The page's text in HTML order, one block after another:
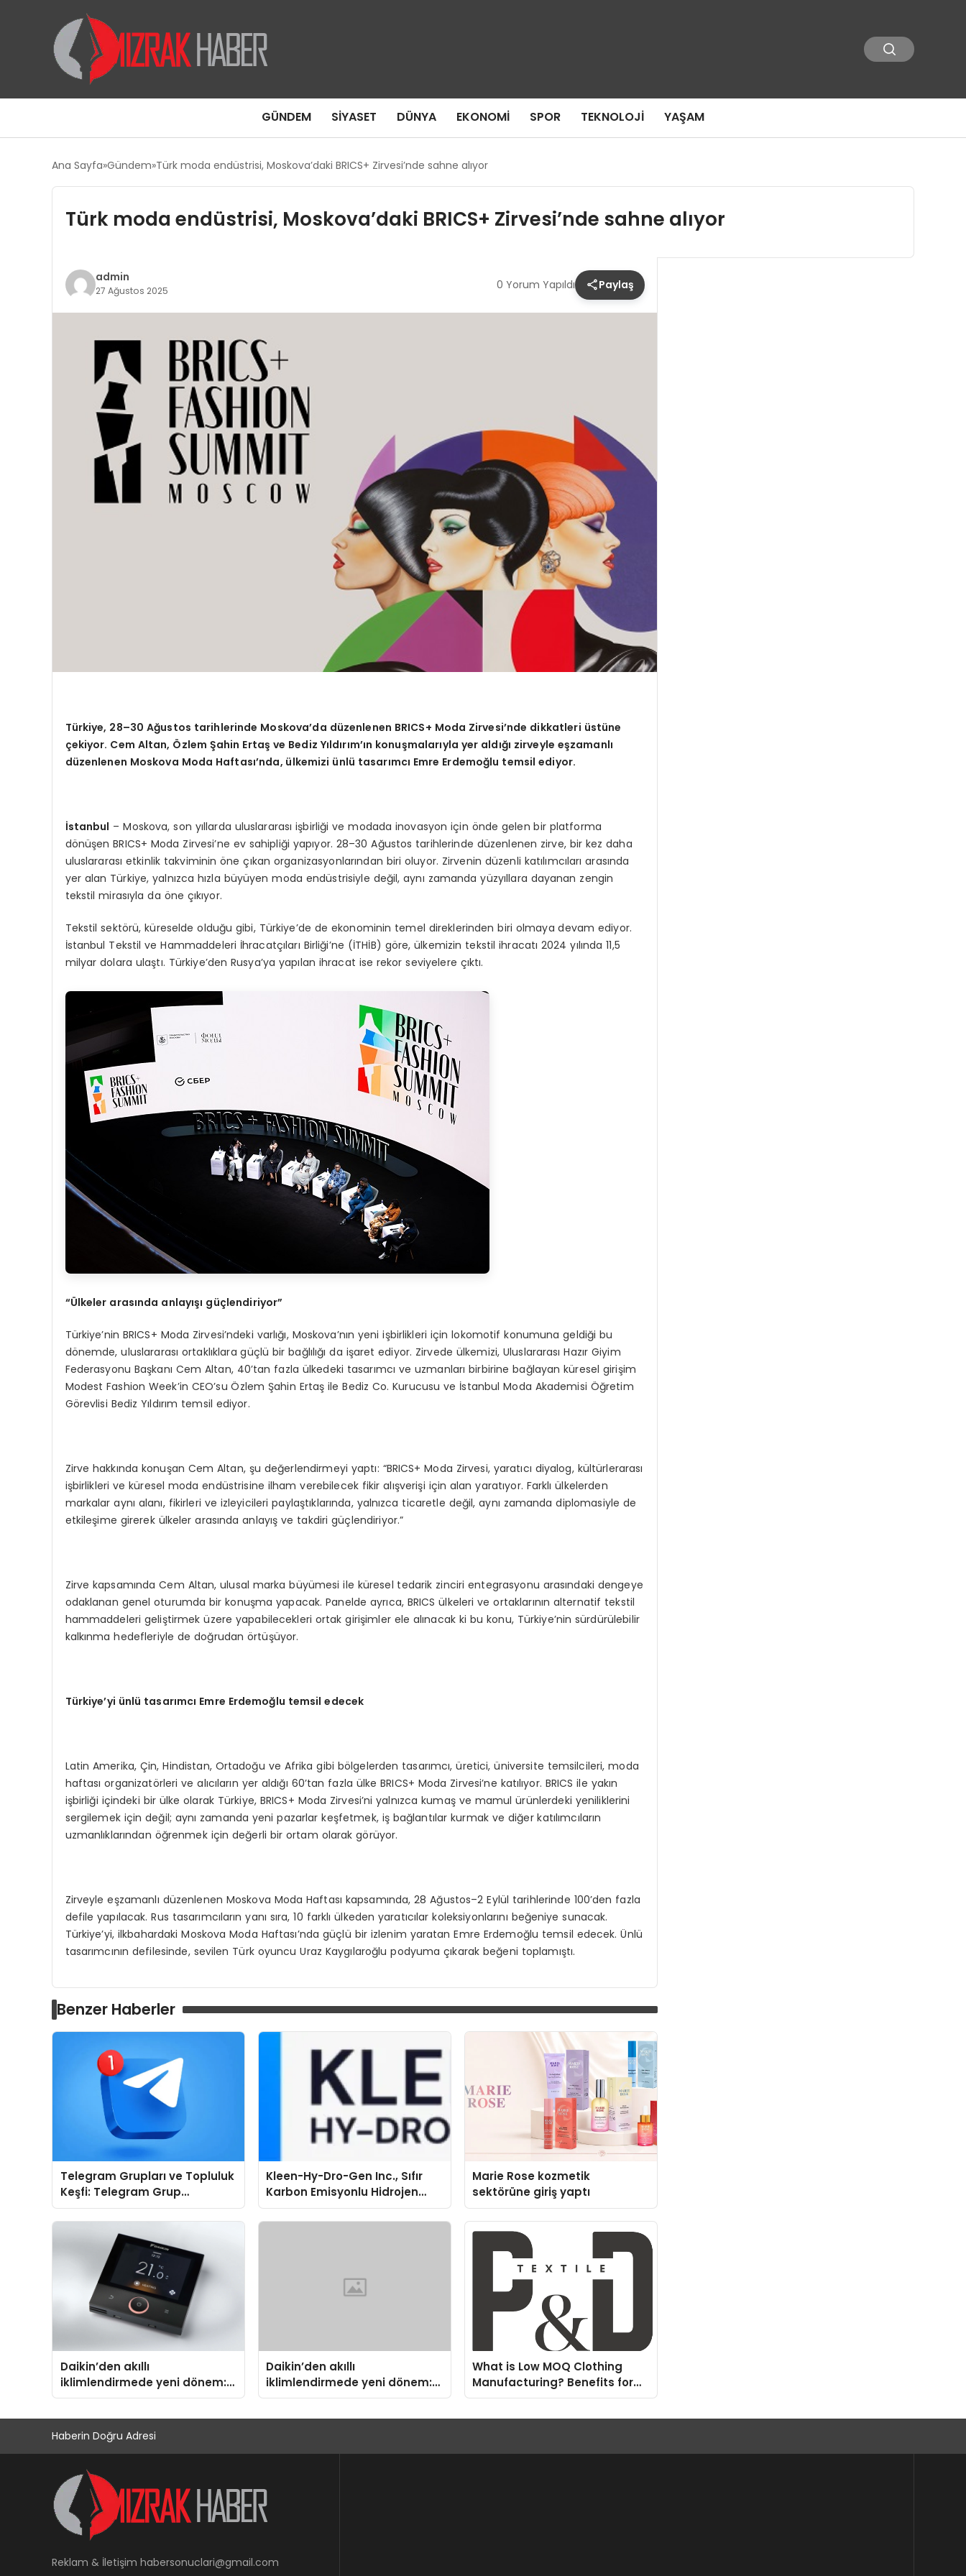
GÜNDEM SIYASET DÜNYA EKONOMI SPOR TEKNOLOJI YAŞAM
Ana Sayfa Gündem Türk moda endüstrisi, Moskova’daki BRICS+ Zirvesi’nde sahne alıyor
Türk moda endüstrisi, Moskova’daki BRICS+ Zirvesi’nde sahne alıyor
admin
27 Ağustos 2025 0 Yorum Yapıldı Paylaş
Türkiye, 28–30 Ağustos tarihlerinde Moskova’da düzenlenen BRICS+ Moda Zirvesi’nde dikkatleri üstüne
çekiyor. Cem Altan, Özlem Şahin Ertaş ve Bediz Yıldırım’ın konuşmalarıyla yer aldığı zirveyle eşzamanlı
düzenlenen Moskova Moda Haftası’nda, ülkemizi ünlü tasarımcı Emre Erdemoğlu temsil ediyor.
İstanbul – Moskova, son yıllarda uluslararası işbirliği ve modada inovasyon için önde gelen bir platforma
dönüşen BRICS+ Moda Zirvesi’ne ev sahipliği yapıyor. 28–30 Ağustos tarihlerinde düzenlenen zirve, bir kez daha
uluslararası etkinlik takviminin öne çıkan organizasyonlarından biri oluyor. Zirvenin düzenli katılımcıları arasında
yer alan Türkiye, yalnızca hızla büyüyen moda endüstrisiyle değil, aynı zamanda yüzyıllara dayanan zengin
tekstil mirasıyla da öne çıkıyor.
Tekstil sektörü, küreselde olduğu gibi, Türkiye’de de ekonominin temel direklerinden biri olmaya devam ediyor.
İstanbul Tekstil ve Hammaddeleri İhracatçıları Birliği’ne (İTHİB) göre, ülkemizin tekstil ihracatı 2024 yılında 11,5
milyar dolara ulaştı. Türkiye’den Rusya’ya yapılan ihracat ise rekor seviyelere çıktı.
“Ülkeler arasında anlayışı güçlendiriyor”
Türkiye’nin BRICS+ Moda Zirvesi’ndeki varlığı, Moskova’nın yeni işbirlikleri için lokomotif konumuna geldiği bu
dönemde, uluslararası ortaklıklara güçlü bir bağlılığı da işaret ediyor. Zirvede ülkemizi, Uluslararası Hazır Giyim
Federasyonu Başkanı Cem Altan, 40’tan fazla ülkedeki tasarımcı ve uzmanları birbirine bağlayan küresel girişim
Modest Fashion Week’in CEO’su Özlem Şahin Ertaş ile Bediz Co. Kurucusu ve İstanbul Moda Akademisi Öğretim
Görevlisi Bediz Yıldırım temsil ediyor.
Zirve hakkında konuşan Cem Altan, şu değerlendirmeyi yaptı: “BRICS+ Moda Zirvesi, yaratıcı diyalog, kültürlerarası
işbirlikleri ve küresel moda endüstrisine ilham verebilecek fikir alışverişi için alan yaratıyor. Farklı ülkelerden
markalar aynı alanı, fikirleri ve izleyicileri paylaştıklarında, yalnızca ticaretle değil, aynı zamanda diplomasiyle de
etkileşime girerek ülkeler arasında anlayış ve takdiri güçlendiriyor.”
Zirve kapsamında Cem Altan, ulusal marka büyümesi ile küresel tedarik zinciri entegrasyonu arasındaki dengeye
odaklanan genel oturumda bir konuşma yapacak. Panelde ayrıca, BRICS ülkeleri ve ortaklarının alternatif tekstil
hammaddeleri geliştirmek üzere yapabilecekleri ortak girişimler ele alınacak ki bu konu, Türkiye’nin sürdürülebilir
kalkınma hedefleriyle de doğrudan örtüşüyor.
Türkiye’yi ünlü tasarımcı Emre Erdemoğlu temsil edecek
Latin Amerika, Çin, Hindistan, Ortadoğu ve Afrika gibi bölgelerden tasarımcı, üretici, üniversite temsilcileri, moda
haftası organizatörleri ve alıcıların yer aldığı 60’tan fazla ülke BRICS+ Moda Zirvesi’ne katılıyor. BRICS ile yakın
işbirliği içindeki bir ülke olarak Türkiye, BRICS+ Moda Zirvesi’ni yalnızca kumaş ve mamul ürünlerdeki yeniliklerini
sergilemek için değil; aynı zamanda yeni pazarlar keşfetmek, iş bağlantılar kurmak ve diğer katılımcıların
uzmanlıklarından öğrenmek için değerli bir ortam olarak görüyor.
Zirveyle eşzamanlı düzenlenen Moskova Moda Haftası kapsamında, 28 Ağustos–2 Eylül tarihlerinde 100’den fazla
defile yapılacak. Rus tasarımcıların yanı sıra, 10 farklı ülkeden yaratıcılar koleksiyonlarını beğeniye sunacak.
Türkiye’yi, ilkbahardaki Moskova Moda Haftası’nda güçlü bir izlenim yaratan Emre Erdemoğlu temsil edecek. Ünlü
tasarımcının defilesinde, sevilen Türk oyuncu Uraz Kaygılaroğlu podyuma çıkarak beğeni toplamıştı.
Benzer Haberler
Telegram Grupları ve Topluluk
Keşfi: Telegram Grup
Aramalarında Zaman
Kazandıran Yöntem
Kleen-Hy-Dro-Gen Inc., Sıfır
Karbon Emisyonlu Hidrojen
Isıtma Teknolojisinde ISO ve
TSSA Düzenleyici Onaylarını
Marie Rose kozmetik
sektörüne giriş yaptı
Daikin’den akıllı
iklimlendirmede yeni dönem:
Madoka Plus Türkiye’de
Daikin’den akıllı
iklimlendirmede yeni dönem:
Madoka Plus Türkiye’de
What is Low MOQ Clothing
Manufacturing? Benefits for
Fashion Startups
Haberin Doğru Adresi
Reklam & İletişim habersonuclari@gmail.com